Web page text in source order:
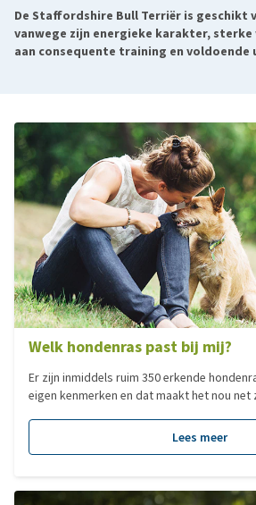
De Staffordshire Bull Terriër is geschikt
vanwege zijn energieke karakter, sterke
aan consequente training en voldoende
Welk hondenras past bij mij?
Er zijn inmiddels ruim 350 erkende
eigen kenmerken en dat maakt het nou net
mensen zoeken een hond op basis van het
echter niks over het karakter van een hond
Lees meer